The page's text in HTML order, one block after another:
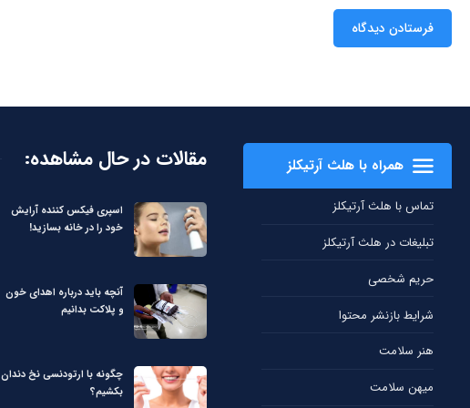
همراه با هلث آرتیکلز
تماس با هلث آرتیکلز
تبلیغات در هلث آرتیکلز
حریم شخصی
شرایط بازنشر محتوا
هنر سلامت
میهن سلامت
مقالات در حال مشاهده:
اسپری فیکس کننده آرایش
خود را در خانه بسازید!
آنچه باید درباره اهدای خون
و پلاکت بدانیم
چگونه با ارتودنسی نخ دندان
بکشیم؟